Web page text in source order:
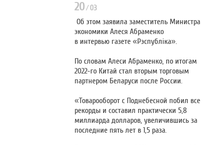
20/03
Об этом заявила заместитель Министра
экономики Алеся Абраменко
в интервью газете «Рэспублiка».
По словам Алеси Абраменко, по итогам
2022-го Китай стал вторым торговым
партнером Беларуси после России.
«Товарооборот с Поднебесной побил все
рекорды и составил практически 5,8
миллиарда долларов, увеличившись за
последние пять лет в 1,5 раза.